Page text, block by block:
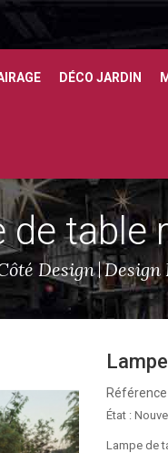
DÉCO JARDIN
de table
Design Design
Référence
État :
Lampe de